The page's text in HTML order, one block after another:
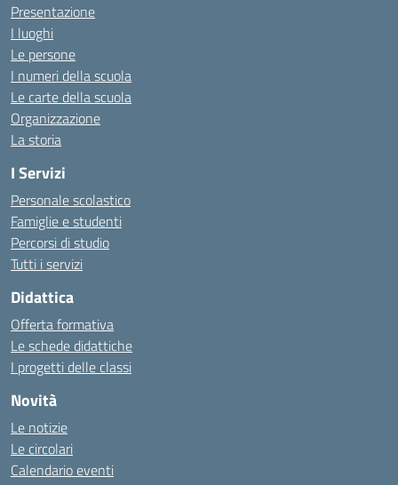
Presentazione
I luoghi
Le persone
I numeri della scuola
Le carte della scuola
Organizzazione
La storia
I Servizi
Personale scolastico
Famiglie e studenti
Percorsi di studio
Tutti i servizi
Didattica
Offerta formativa
Le schede didattiche
I progetti delle classi
Novità
Le notizie
Le circolari
Calendario eventi